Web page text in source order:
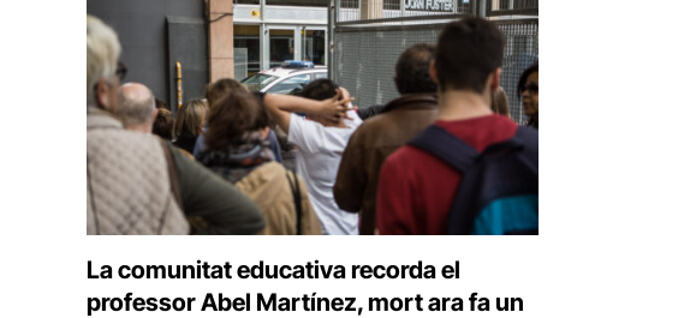
La comunitat educativa recorda el
professor Abel Martínez, mort ara fa un